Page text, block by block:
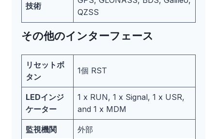
技術
QZSS
その他のインターフェース
リセットボ
タン
1個 RST
LEDインジ
ケーター
1 x RUN, 1 x Signal, 1 x USR,
and 1 x MDM
監視機関 外部